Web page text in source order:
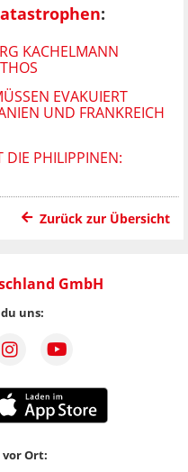
:
KACHELMANN
EVAKUIERT
UND FRANKREICH
DIE PHILIPPINEN:
Zurück zur Übersicht
GmbH
uns:
Ort: